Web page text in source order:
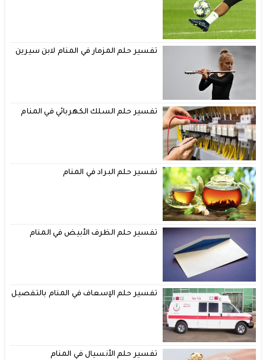
تفسير حلم المزمار في المنام لابن سيرين
تفسير حلم السلك الكهربائي في المنام
تفسير حلم البراد في المنام
تفسير حلم الظرف الأبيض في المنام
تفسير حلم الإسعاف في المنام بالتفصيل
تفسير حلم الأنسيال في المنام